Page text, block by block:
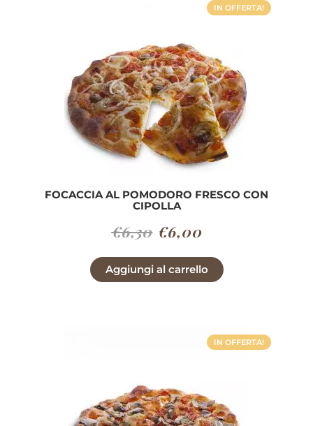
IN OFFERTA!
FOCACCIA AL POMODORO FRESCO CON
CIPOLLA
€6,30 Il
prezzo
originale
€6,00Il
prezzo
attuale
Aggiungi al carrello
IN OFFERTA!